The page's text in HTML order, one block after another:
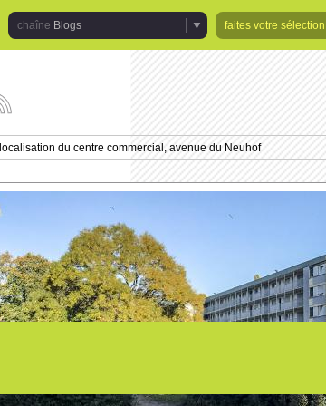
Blogs
faites votre sélection
du centre commercial, avenue du Neuhof